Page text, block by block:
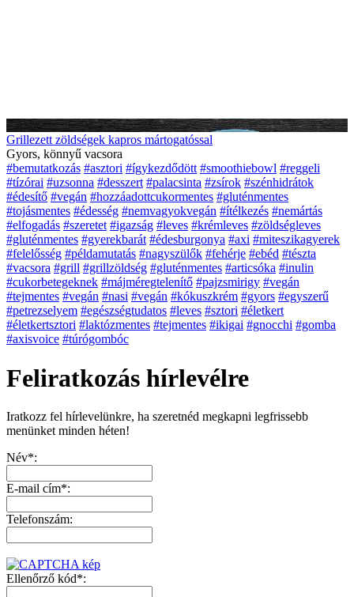
Grillezett zöldségek kapros mártogatóssal
Gyors, könnyű vacsora
#bemutatkozás #asztori #ígykezdődött #smoothiebowl #reggeli
#tízórai #uzsonna #desszert #palacsinta #zsírok #szénhidrátok
#édesítő #vegán #hozzáadottcukormentes #gluténmentes
#tojásmentes #édesség #nemvagyokvegán #ítélkezés #nemártás
#elfogadás #szeretet #igazság #leves #krémleves #zöldségleves
#gluténmentes #gyerekbarát #édesburgonya #axi #miteszikagyerek
#felelősség #példamutatás #nagyszülők #fehérje #ebéd #tészta
#vacsora #grill #grillzöldség #gluténmentes #articsóka #inulin
#cukorbetegeknek #májméregtelenítő #pajzsmirigy #vegán
#tejmentes #vegán #nasi #vegán #kókuszkrém #gyors #egyszerű
#petrezselyem #egészségtudatos #leves #sztori #életkert
#életkertsztori #laktózmentes #tejmentes #ikigai #gnocchi #gomba
#axisvoice #túrógombóc
Feliratkozás hírlevélre
Iratkozz fel hírlevelünkre, ha szeretnéd megkapni legfrissebb
menünket minden héten!
Név*:
E-mail cím*:
Telefonszám:
Ellenőrző kód*: